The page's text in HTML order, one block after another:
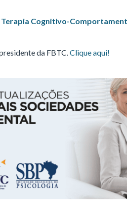
Terapia Cognitivo-
da FBTC.Clique aqui!